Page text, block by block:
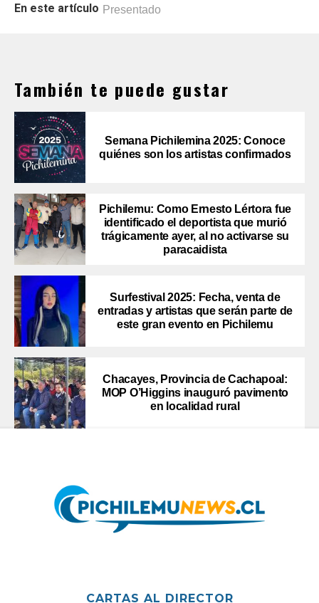
En este artículo Presentado
También te puede gustar
Semana Pichilemina 2025: Conoce
quiénes son los artistas confirmados
Pichilemu: Como Ernesto Lértora fue
identificado el deportista que murió
trágicamente ayer, al no activarse su
paracaidista
Surfestival 2025: Fecha, venta de
entradas y artistas que serán parte de
este gran evento en Pichilemu
Chacayes, Provincia de Cachapoal:
MOP O’Higgins inauguró pavimento
en localidad rural
CARTAS AL DIRECTOR